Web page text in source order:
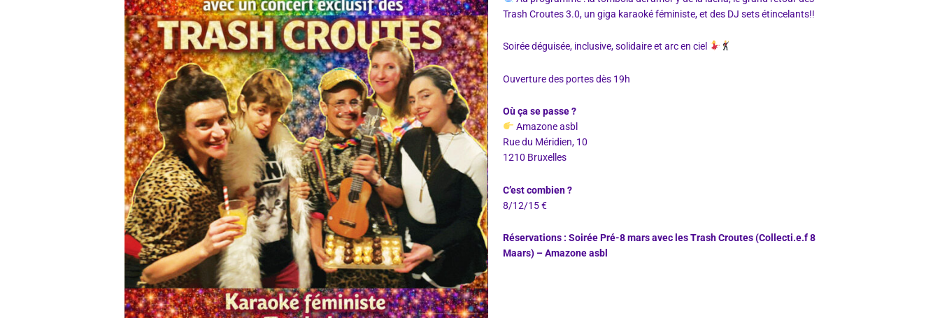
Trash Croutes 3.0, un giga karaoké féministe, et des DJ sets étincelants!!
Soirée déguisée, inclusive, solidaire et arc en ciel
Ouverture des portes dès 19h
Où ça se passe ?
Amazone asbl
Rue du Méridien, 10
1210 Bruxelles
C’est combien ?
8/12/15 €
Réservations : Soirée Pré-8 mars avec les Trash Croutes (Collecti.e.f 8
Maars) – Amazone asbl